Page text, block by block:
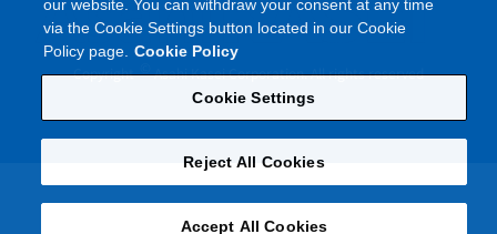
Copyright Asahi Kasei Corporation. All rights reserved
via the Cookie Settings button located in our Cookie
Policy page. Cookie Policy
Cookie Settings